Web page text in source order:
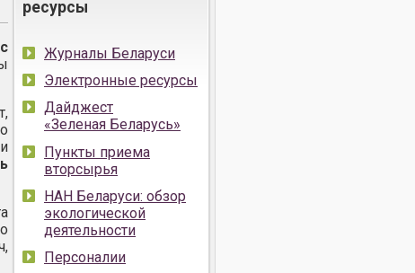
ресурсы
Журналы Беларуси
Электронные ресурсы
Дайджест
«Зеленая Беларусь»
Пункты приема
вторсырья
НАН Беларуси: обзор
экологической
деятельности
Персоналии